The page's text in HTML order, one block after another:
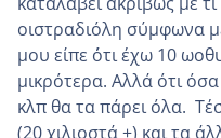
οιστραδιόλη σύμφωνα
μου είπε ΄ότι έχω 10
μικρότερα. Αλλά ότι
κλπ θα τα πάρει όλα.
(20 χιλιοστά +) και τα